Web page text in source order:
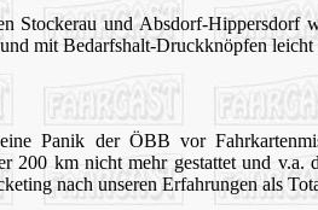
Stockerau und Absdorf-Hippersdorf
mit Bedarfshalt-Druckknöpfen
Panik der ÖBB vor
200 km nicht mehr gestattet und
nach unseren Erfahrungen als